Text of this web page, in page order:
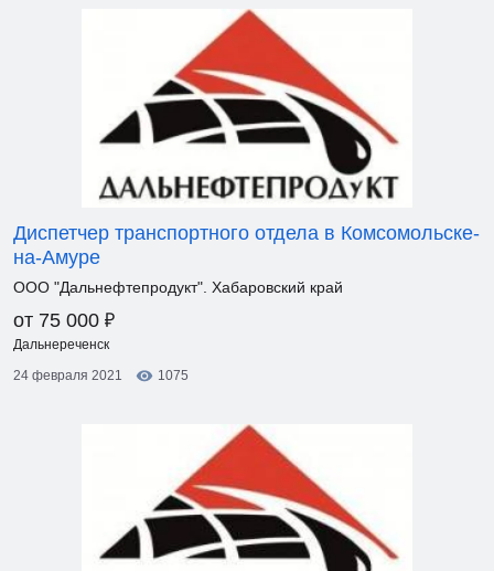
Диспетчер транспортного отдела в Комсомольске-
на-Амуре
ООО "Дальнефтепродукт". Хабаровский край
от 75 000 ₽
Дальнереченск
24 февраля 2021
1075